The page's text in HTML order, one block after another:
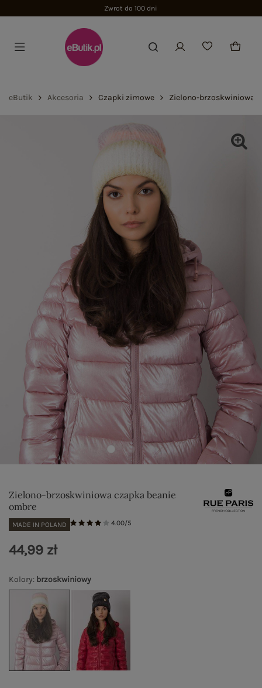
Zwrot do 100 dni
eButik Akcesoria Czapki zimowe Zielono-brzoskwiniowa
Zielono-brzoskwiniowa czapka beanie
ombre
MADE IN POLAND 4.00/5
Kolory: brzoskwiniowy
44,99 zł